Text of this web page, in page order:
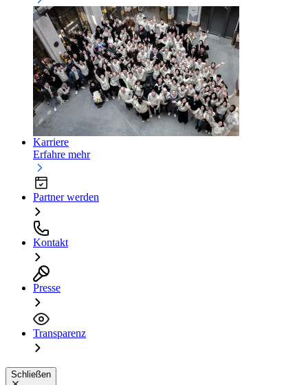
Karriere
Erfahre mehr
Partner werden
Kontakt
Presse
Transparenz
Schließen